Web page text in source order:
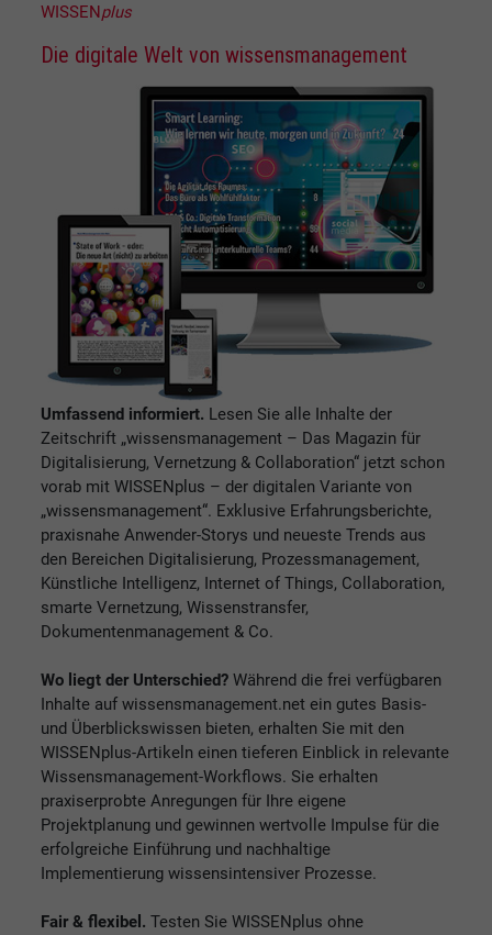
WISSENplus
Die digitale Welt von wissensmanagement
Umfassend informiert. Lesen Sie alle Inhalte der
Zeitschrift „wissensmanagement – Das Magazin für
Digitalisierung, Vernetzung & Collaboration“ jetzt schon
vorab mit WISSENplus – der digitalen Variante von
„wissensmanagement“. Exklusive Erfahrungsberichte,
praxisnahe Anwender-Storys und neueste Trends aus
den Bereichen Digitalisierung, Prozessmanagement,
Künstliche Intelligenz, Internet of Things, Collaboration,
smarte Vernetzung, Wissenstransfer,
Dokumentenmanagement & Co.
Wo liegt der Unterschied? Während die frei verfügbaren
Inhalte auf wissensmanagement.net ein gutes Basis-
und Überblickswissen bieten, erhalten Sie mit den
WISSENplus-Artikeln einen tieferen Einblick in relevante
Wissensmanagement-Workflows. Sie erhalten
praxiserprobte Anregungen für Ihre eigene
Projektplanung und gewinnen wertvolle Impulse für die
erfolgreiche Einführung und nachhaltige
Implementierung wissensintensiver Prozesse.
Fair & flexibel. Testen Sie WISSENplus ohne